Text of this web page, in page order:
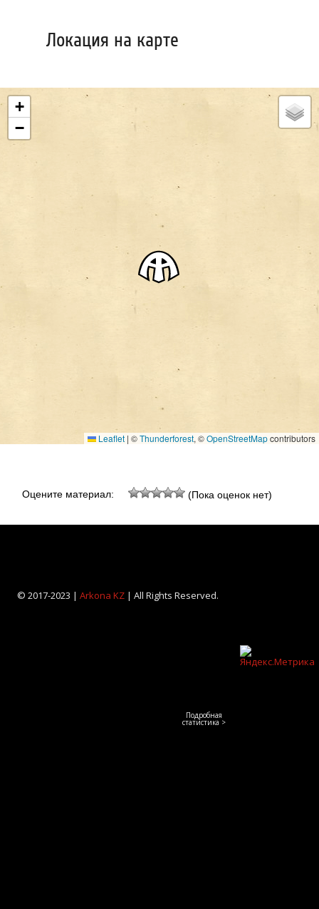
Локация на карте
+
−
Leaflet | ©Thunderforest, ©OpenStreetMapcontributors
Оцените материал: (Пока оценок нет)
© 2017-2023 | Arkona KZ| All Rights Reserved.
Подробная
статистика >